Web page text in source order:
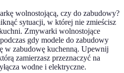
wolnostojącą, czy do zabudowy?
sytuacji, w której nie zmieścisz
Zmywarki wolnostojące
gdy modele do zabudowy
w zabudowę kuchenną. Upewnij
zamierzasz przeznaczyć na
wodne i elektryczne.